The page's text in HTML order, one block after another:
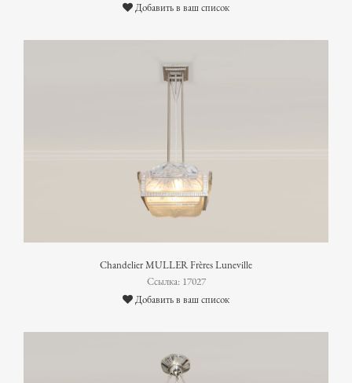
Добавить в ваш список
Chandelier MULLER Frères Luneville
Ссылка: 17027
Добавить в ваш список